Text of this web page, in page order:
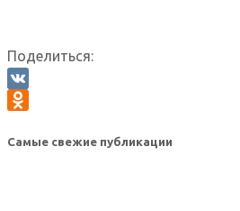
Поделиться:
VK
Самые свежие публикации